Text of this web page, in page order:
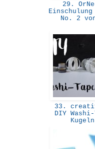
29.
No. 2
33.
DIY